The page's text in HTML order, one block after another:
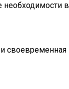
в
и своевременная